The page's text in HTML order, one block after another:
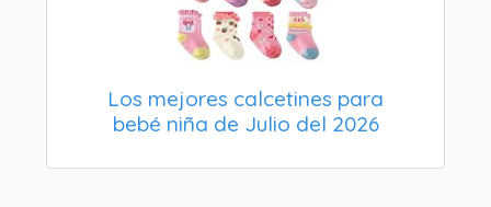
Los mejores calcetines para
bebé niña de Julio del 2026